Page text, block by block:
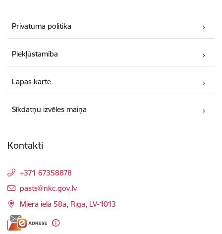
Privātuma politika
Piekļūstamība
Lapas karte
Sīkdatņu izvēles maiņa
Kontakti
+371 67358878
E-pasts:
pasts@nkc.gov.lv
Miera iela 58a, Rīga, LV-1013